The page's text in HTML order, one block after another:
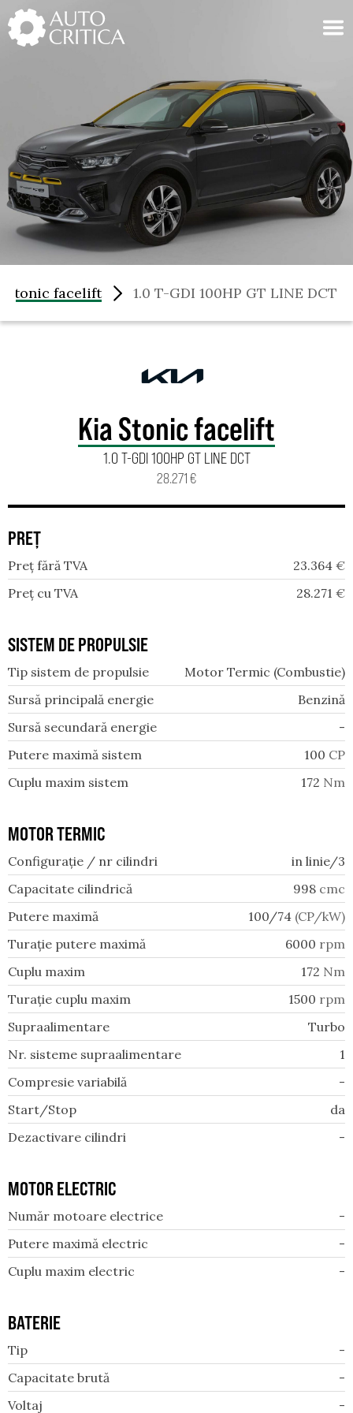
Skip
to
content
Stonic facelift 1.0 T-GDI 100HP GT LINE DCT
Kia Stonic facelift
1.0 T-GDI 100HP GT LINE DCT
28.271 €
PREȚ
Preț fără TVA 23.364 €
Preț cu TVA
28.271 €
SISTEM DE PROPULSIE
Tip sistem de propulsie
Motor Termic (Combustie)
Sursă principală energie
Benzină
Sursă secundară energie
-
Putere maximă sistem
100 CP
Cuplu maxim sistem
172 Nm
MOTOR TERMIC
Configurație / nr cilindri
in linie/3
Capacitate cilindrică
998 cmc
Putere maximă
100/74 (CP/kW)
Turație putere maximă
6000 rpm
Cuplu maxim
172 Nm
Turație cuplu maxim
1500 rpm
Supraalimentare
Turbo
Nr. sisteme supraalimentare
1
Compresie variabilă
-
Start/Stop
da
Dezactivare cilindri
-
MOTOR ELECTRIC
Număr motoare electrice
-
Putere maximă electric
-
Cuplu maxim electric
-
BATERIE
Tip
-
Capacitate brută
-
Voltaj
-